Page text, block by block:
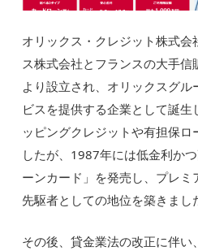
オリックス・クレジット株式
ス株式会社とフランスの大手
より設立され、オリックスグ
ビスを提供する企業として誕生
ッピングクレジットや有担保ロ
したが、1987年には低金利か
ーンカード」を発売し、プレ
先駆者としての地位を築きまし
その後、貸金業法の改正に伴